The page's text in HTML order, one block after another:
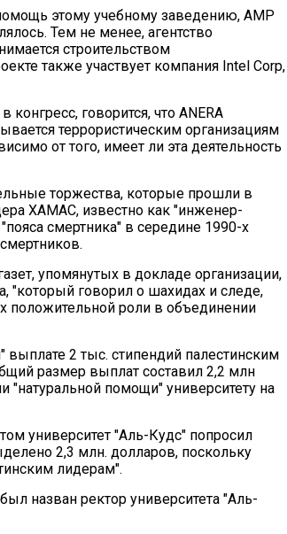
этому учебному заведению, АМР
Тем не менее, агентство
строительством
также участвует компания Intel Corp,
говорится, что ANERA
террористическим организациям
от того, имеет ли эта деятельность
торжества, которые прошли в
ХАМАС, известно как "инженер-
смертника" в середине 1990-х
упомянутых в докладе организации,
"который говорил о шахидах и следе,
положительной роли в объединении
2 тыс. стипендий палестинским
размер выплат составил 2,2 млн
помощи" университету на
университет "Аль-Кудс" попросил
2,3 млн. долларов, поскольку
лидерам".
назван ректор университета "Аль-